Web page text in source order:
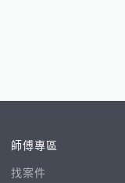
師傅專區
找案件